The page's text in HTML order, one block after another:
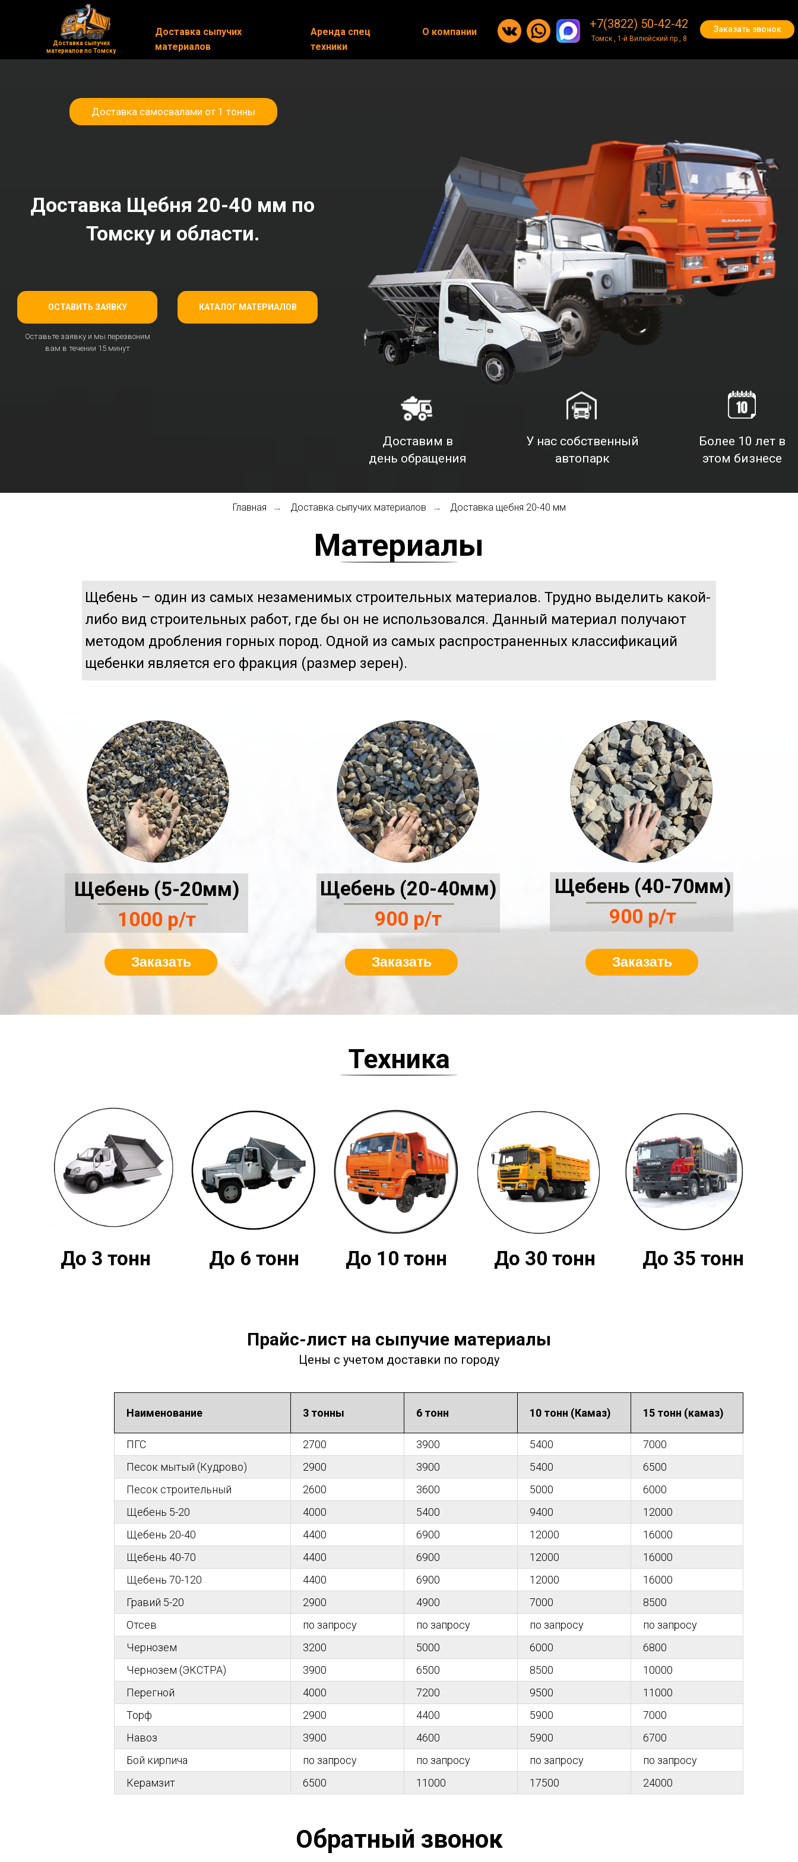
Доставка сыпучих
материалов по Томску
Заказать звонок
+7(3822) 50-42-42
Томск , 1-й Вилюйский пр., 8
Доставка сыпучих
материалов
Аренда спец
техники
О компании Заказать звонок
Доставка сыпучих
материалов по Томску
+7(3822) 50-42-42
Доставка сыпучих
материалов
Аренда спец
техники
О компании
Доставка Щебня 20-40 мм по
Томску и области.
Доставка самосвалами от 1 тонны
Оставьте заявку и мы перезвоним
вам в течении 15 минут
ОСТАВИТЬ ЗАЯВКУ КАТАЛОГ МАТЕРИАЛОВ
У нас собственный
автопарк
Более 10 лет в
этом бизнесе
Доставим в
день обращения
Главная → Доставка сыпучих материалов → Доставка щебня 20-40 мм
Материалы
Щебень (40-70мм)
900 р/т
Щебень (20-40мм)
900 р/т
Щебень (5-20мм)
1000 р/т
Заказать Заказать Заказать
Щебень – один из самых незаменимых строительных материалов. Трудно выделить какой-
либо вид строительных работ, где бы он не использовался. Данный материал получают
методом дробления горных пород. Одной из самых распространенных классификаций
щебенки является его фракция (размер зерен).
До 3 тонн До 10 тонн До 30 тонн До 35 тонн
Техника
До 6 тонн
Прайс-лист на сыпучие материалы
Цены с учетом доставки по городу
Наименование 3 тонны 6 тонн 10 тонн (Камаз) 15 тонн (камаз)
ПГС 2700 3900 5400
7000
Песок мытый (Кудрово)
2900 3900 5400
6500
Песок строительный
2600 3600 5000
6000
Щебень 5-20
4000 5400 9400
12000
Щебень 20-40
4400 6900 12000
16000
Щебень 40-70
4400 6900 12000
16000
Щебень 70-120
4400 6900 12000
16000
Гравий 5-20
2900 4900 7000
8500
Отсев
по запросу по запросу по запросу
по запросу
Чернозем
3200 5000 6000
6800
Чернозем (ЭКСТРА)
3900 6500 8500
10000
Перегной
4000 7200 9500
11000
Торф
2900 4400 5900
7000
Навоз
3900 4600 5900
6700
Бой кирпича
по запросу по запросу по запросу
по запросу
Керамзит
6500 11000 17500 24000
Обратный звонок